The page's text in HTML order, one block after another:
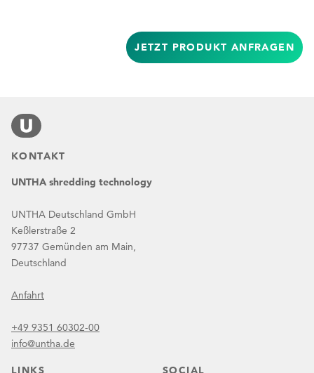
JETZT PRODUKT ANFRAGEN
KONTAKT
UNTHA shredding technology
UNTHA Deutschland GmbH
Keßlerstraße 2
97737 Gemünden am Main,
Deutschland
Anfahrt
+49 9351 60302-00
info@untha.de
LINKS SOCIAL